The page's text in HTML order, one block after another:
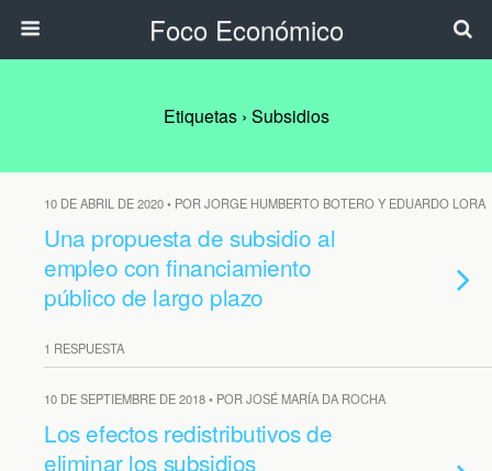
Foco Económico
Etiquetas › Subsidios
10 DE ABRIL DE 2020 • POR JORGE HUMBERTO BOTERO Y EDUARDO LORA
Una propuesta de subsidio al
empleo con financiamiento
público de largo plazo
1 RESPUESTA
10 DE SEPTIEMBRE DE 2018 • POR JOSÉ MARÍA DA ROCHA
Los efectos redistributivos de
eliminar los subsidios